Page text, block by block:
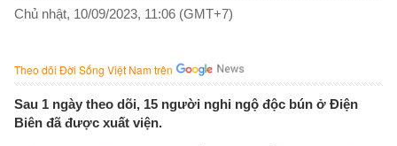
Chủ nhật, 10/09/2023, 11:06 (GMT+7)
Theo dõi Đời Sống Việt Nam trên
Sau 1 ngày theo dõi, 15 người nghi ngộ độc bún ở Điện
Biên đã được xuất viện.